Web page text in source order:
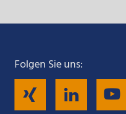
Folgen Sie uns:
Folgen